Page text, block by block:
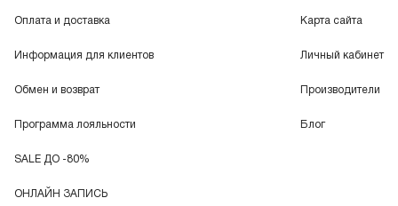
Оплата и доставка
Информация для клиентов
Обмен и возврат
Программа лояльности
SALE ДО -80%
ОНЛАЙН ЗАПИСЬ
Карта сайта
Личный кабинет
Производители
Блог